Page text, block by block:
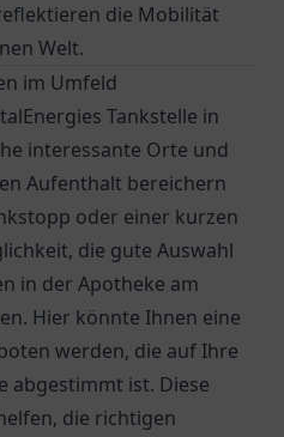
die Mobilität
Welt.
im Umfeld
Tankstelle in
interessante Orte und
Aufenthalt bereichern
oder einer kurzen
die gute Auswahl
in der Apotheke am
Hier könnte Ihnen eine
werden, die auf Ihre
abgestimmt ist. Diese
die richtigen